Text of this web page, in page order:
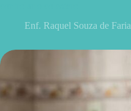
Enf. Raquel Souza de Faria